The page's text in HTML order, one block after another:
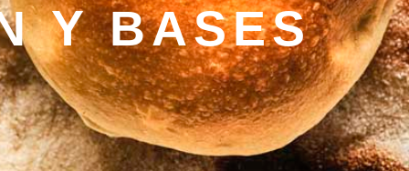
Y BASES